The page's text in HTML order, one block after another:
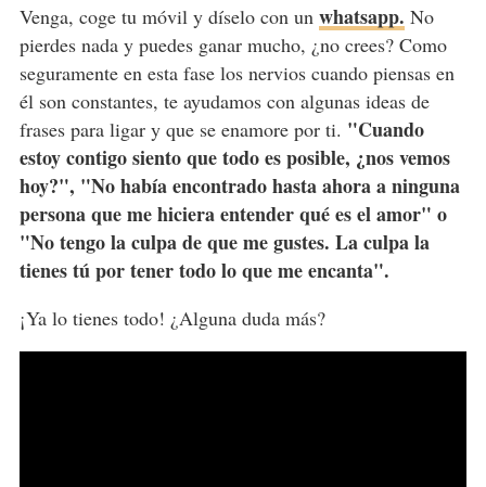
Venga, coge tu móvil y díselo con un whatsapp. No
pierdes nada y puedes ganar mucho, ¿no crees? Como
seguramente en esta fase los nervios cuando piensas en
él son constantes, te ayudamos con algunas ideas de
frases para ligar y que se enamore por ti. "Cuando
estoy contigo siento que todo es posible, ¿nos vemos
hoy?", "No había encontrado hasta ahora a ninguna
persona que me hiciera entender qué es el amor" o
"No tengo la culpa de que me gustes. La culpa la
tienes tú por tener todo lo que me encanta".
¡Ya lo tienes todo! ¿Alguna duda más?